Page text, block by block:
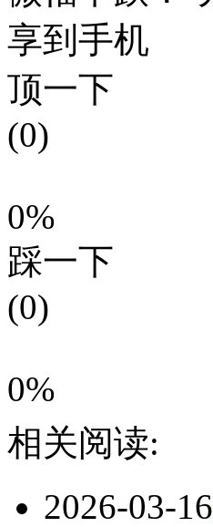
顶一下
(0)
0%
踩一下
(0)
0%
相关阅读:
2026-03-16